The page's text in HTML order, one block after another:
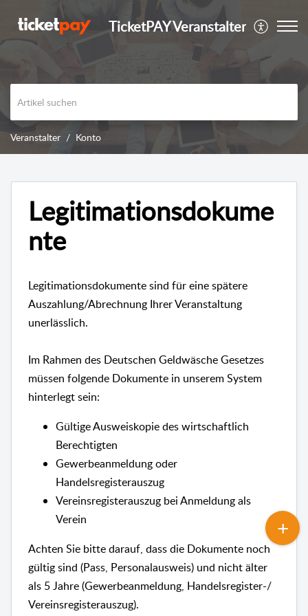
TicketPAY Veranstalter
Veranstalter Konto
Legitimationsdokume
nte
Legitimationsdokumente sind für eine spätere
Auszahlung/Abrechnung Ihrer Veranstaltung
unerlässlich.
Im Rahmen des Deutschen Geldwäsche Gesetzes
müssen folgende Dokumente in unserem System
hinterlegt sein:
Gültige Ausweiskopie des wirtschaftlich
Berechtigten
Gewerbeanmeldung oder
Handelsregisterauszug
Vereinsregisterauszug bei Anmeldung als
Verein
Achten Sie bitte darauf, dass die Dokumente noch
gültig sind (Pass, Personalausweis) und nicht älter
als 5 Jahre (Gewerbeanmeldung, Handelsregister-/
Vereinsregisterauszug).